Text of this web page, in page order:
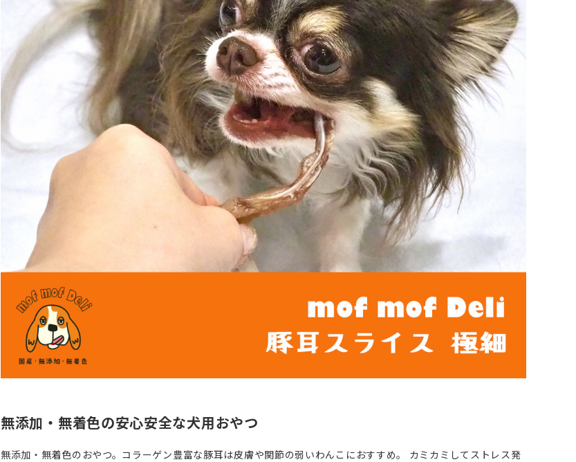
無添加・無着色の安心安全な犬用おやつ
無添加・無着色のおやつ。コラーゲン豊富な豚耳は皮膚や関節の弱いわんこにおすすめ。 カミカミしてストレス発